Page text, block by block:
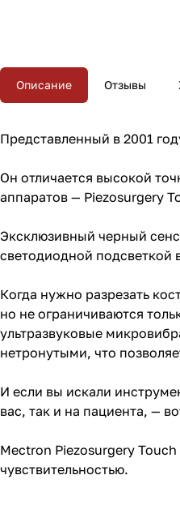
Описание Отзывы
Представленный в 2001
Он отличается высокой
аппаратов — Piezosurgery
Эксклюзивный черный
светодиодной подсветкой
Когда нужно разрезать
но не ограничиваются
ультразвуковые
нетронутыми, что
И если вы искали
вас, так и на пациента, —
Mectron Piezosurgery
чувствительностью.